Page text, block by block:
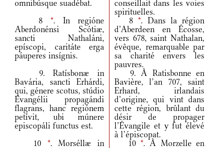
omnibúsque suadébat.
conseillait dans les voies
spirituelles.
8 *. In regióne
Aberdonénsi Scótiæ,
sancti Nathaláni,
epíscopi, caritáte erga
páuperes insígnis.
8 *. Dans la région
d’Aberdeen en Écosse,
vers 678, saint Nathalan,
évêque, remarquable par
sa charité envers les
pauvres.
9. Ratísbonæ in
Bavária, sancti Erhárdi,
qui, génere scotus, stúdio
Evangélii propagándi
flagrans, hanc regiónem
petívit, ubi múnere
episcopáli functus est.
9. À Ratisbonne en
Bavière, l’an 707, saint
Erhard, irlandais
d’origine, qui vint dans
cette région, brûlant du
désir de propager
l’Évangile et y fut élevé
à l’épiscopat.
10 *. Morséllæ in
10*. À Morzelle en